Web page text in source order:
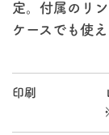
定。付属のリ
ケースでも使え
印刷